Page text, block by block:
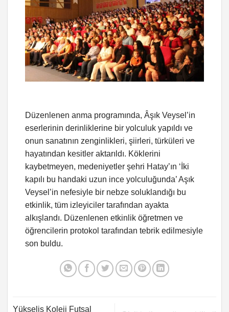
Düzenlenen anma programında, Âşık Veysel’in
eserlerinin derinliklerine bir yolculuk yapıldı ve
onun sanatının zenginlikleri, şiirleri, türküleri ve
hayatından kesitler aktarıldı. Köklerini
kaybetmeyen, medeniyetler şehri Hatay’ın ‘İki
kapılı bu handaki uzun ince yolculuğunda’ Aşık
Veysel’in nefesiyle bir nebze soluklandığı bu
etkinlik, tüm izleyiciler tarafından ayakta
alkışlandı. Düzenlenen etkinlik öğretmen ve
öğrencilerin protokol tarafından tebrik edilmesiyle
son buldu.
Yükseliş Koleji Futsal